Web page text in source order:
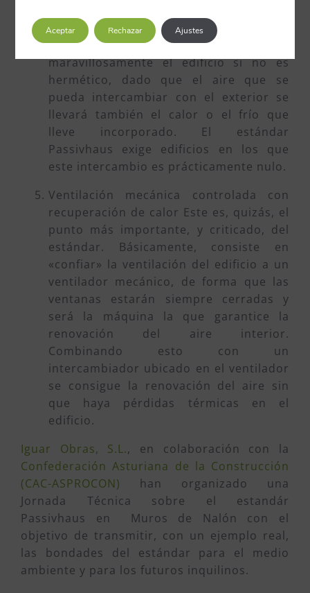
puentes térmicos.
Hermeticidad. De nada sirve aislar
maravillosamente el edificio si no es
hermético, dado que el aire que se
pueda intercambiar con el exterior se
llevará también el calor o el frío que
lleve incorporado. El estándar
Passivhaus exige edificios en los que
este intercambio es prácticamente nulo.
Ventilación mecánica controlada con
recuperación de calor Este es, quizás, el
punto más importante, y criticado, del
estándar. Básicamente, consiste en
«confiar» la ventilación del edificio a un
ventilador mecánico, de forma que las
ventanas estarán siempre cerradas y
será la máquina la que garantice la
renovación del aire interior.
Combinando esto con un
intercambiador ubicado en el ventilador
se consigue la renovación del aire sin
que haya pérdidas térmicas en el
edificio.
Iguar Obras, S.L., en colaboración con la
Confederación Asturiana de la Construcción
(CAC-ASPROCON) han organizado una
Jornada Técnica sobre el estandár
Passivhaus en Muros de Nalón con el
objetivo de transmitir, con un ejemplo real,
las bondades del estándar para el medio
ambiente y para los futuros inquilinos.
Aceptar Rechazar Ajustes